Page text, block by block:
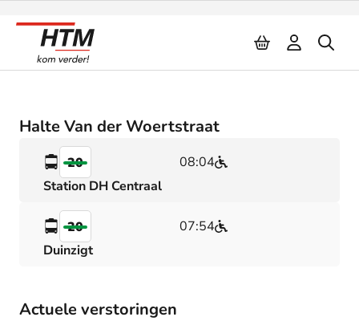
Halte Van der Woertstraat
20
08:04
Station DH Centraal
20
07:54
Duinzigt
Actuele verstoringen